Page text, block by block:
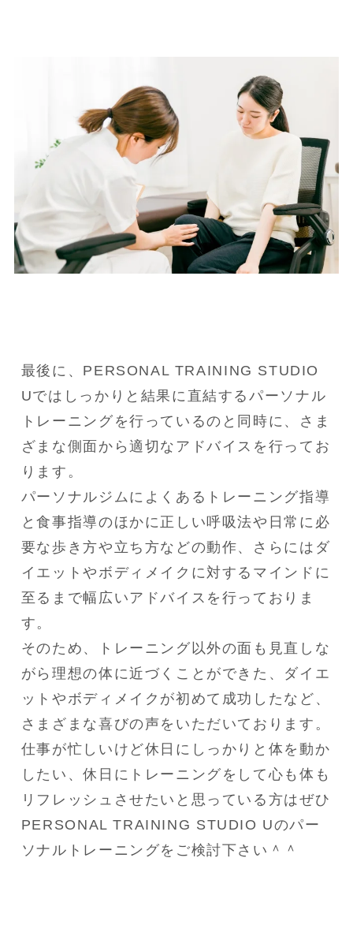
最後に、PERSONAL TRAINING STUDIO
Uではしっかりと結果に直結するパーソナル
トレーニングを行っているのと同時に、さま
ざまな側面から適切なアドバイスを行ってお
ります。
パーソナルジムによくあるトレーニング指導
と食事指導のほかに正しい呼吸法や日常に必
要な歩き方や立ち方などの動作、さらにはダ
イエットやボディメイクに対するマインドに
至るまで幅広いアドバイスを行っておりま
す。
そのため、トレーニング以外の面も見直しな
がら理想の体に近づくことができた、ダイエ
ットやボディメイクが初めて成功したなど、
さまざまな喜びの声をいただいております。
仕事が忙しいけど休日にしっかりと体を動か
したい、休日にトレーニングをして心も体も
リフレッシュさせたいと思っている方はぜひ
PERSONAL TRAINING STUDIO Uのパー
ソナルトレーニングをご検討下さい＾＾